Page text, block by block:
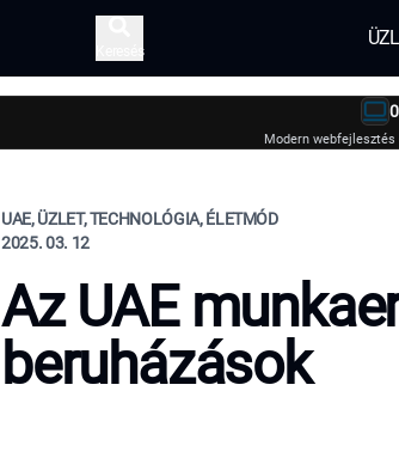
Keresés
Modern
UAE, ÜZLET, TECHNOLÓGIA, ÉLETMÓD
2025. 03. 12
Az UAE
beruházások